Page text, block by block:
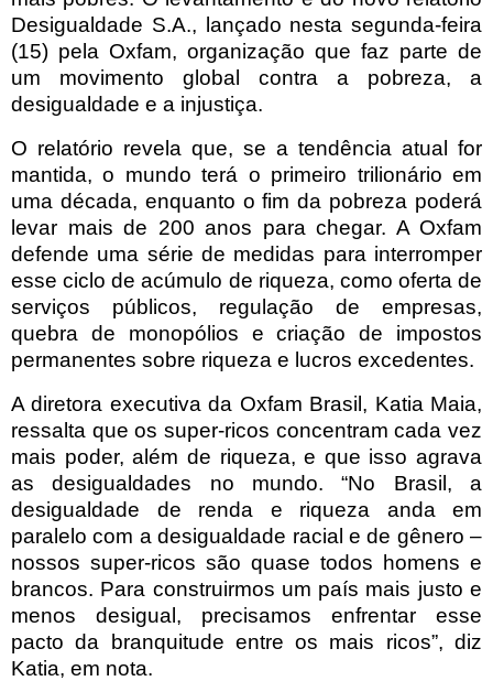
Desigualdade S.A., lançado nesta segunda-feira
(15) pela Oxfam, organização que faz parte de
um movimento global contra a pobreza, a
desigualdade e a injustiça.
O relatório revela que, se a tendência atual for
mantida, o mundo terá o primeiro trilionário em
uma década, enquanto o fim da pobreza poderá
levar mais de 200 anos para chegar. A Oxfam
defende uma série de medidas para interromper
esse ciclo de acúmulo de riqueza, como oferta de
serviços públicos, regulação de empresas,
quebra de monopólios e criação de impostos
permanentes sobre riqueza e lucros excedentes.
A diretora executiva da Oxfam Brasil, Katia Maia,
ressalta que os super-ricos concentram cada vez
mais poder, além de riqueza, e que isso agrava
as desigualdades no mundo. “No Brasil, a
desigualdade de renda e riqueza anda em
paralelo com a desigualdade racial e de gênero –
nossos super-ricos são quase todos homens e
brancos. Para construirmos um país mais justo e
menos desigual, precisamos enfrentar esse
pacto da branquitude entre os mais ricos”, diz
Katia, em nota.